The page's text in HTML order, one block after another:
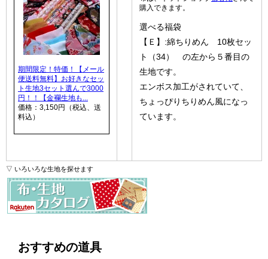
期間限定！特価！【メール
便送料無料】お好きなセッ
ト生地3セット選んで3000
円！！【金襴生地も...
価格：3,150円（税込、送
料込）
購入できます。
選べる福袋
【Ｅ】:綿ちりめん 10枚セッ
ト（34） の左から５番目の
生地です。
エンボス加工がされていて、
ちょっぴりちりめん風になっ
ています。
▽ いろいろな生地を探せます
おすすめの道具